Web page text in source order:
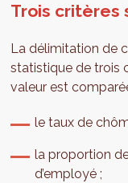
Trois critères
La délimitation de
statistique de trois
valeur est
le taux de
la proportion
d’employé ;